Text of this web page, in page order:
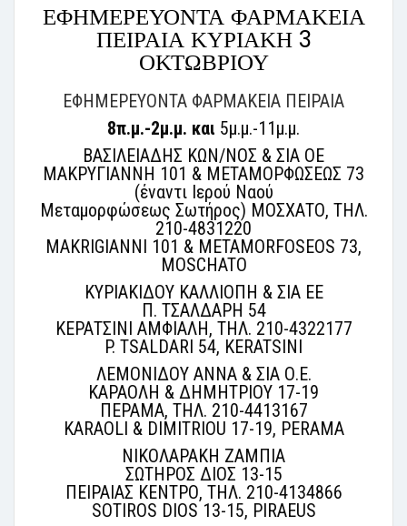
ΕΦΗΜΕΡΕΥΟΝΤΑ ΦΑΡΜΑΚΕΙΑ
ΠΕΙΡΑΙΑ ΚΥΡΙΑΚΗ 3
ΟΚΤΩΒΡΙΟΥ
ΕΦΗΜΕΡΕΥΟΝΤΑ ΦΑΡΜΑΚΕΙΑ ΠΕΙΡΑΙΑ
8π.μ.-2μ.μ. και 5μ.μ.-11μ.μ.
ΒΑΣΙΛΕΙΑΔΗΣ ΚΩΝ/ΝΟΣ & ΣΙΑ ΟΕ
ΜΑΚΡΥΓΙΑΝΝΗ 101 & ΜΕΤΑΜΟΡΦΩΣΕΩΣ 73
(έναντι Ιερού Ναού
Μεταμορφώσεως Σωτήρος) ΜΟΣΧΑΤΟ, ΤΗΛ.
210-4831220
MAKRIGIANNI 101 & METAMORFOSEOS 73,
MOSCHATO
ΚΥΡΙΑΚΙΔΟΥ ΚΑΛΛΙΟΠΗ & ΣΙΑ ΕΕ
Π. ΤΣΑΛΔΑΡΗ 54
ΚΕΡΑΤΣΙΝΙ ΑΜΦΙΑΛΗ, ΤΗΛ. 210-4322177
P. TSALDARI 54, KERATSINI
ΛΕΜΟΝΙΔΟΥ ΑΝΝΑ & ΣΙΑ Ο.Ε.
ΚΑΡΑΟΛΗ & ΔΗΜΗΤΡΙΟΥ 17-19
ΠΕΡΑΜΑ, ΤΗΛ. 210-4413167
KARAOLI & DIMITRIOU 17-19, PERAMA
ΝΙΚΟΛΑΡΑΚΗ ΖΑΜΠΙΑ
ΣΩΤΗΡΟΣ ΔΙΟΣ 13-15
ΠΕΙΡΑΙΑΣ ΚΕΝΤΡΟ, ΤΗΛ. 210-4134866
SOTIROS DIOS 13-15, PIRAEUS